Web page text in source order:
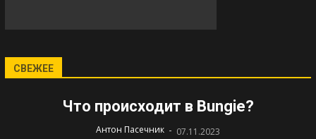
СВЕЖЕЕ
Что происходит в Bungie?
Антон Пасечник - 07.11.2023